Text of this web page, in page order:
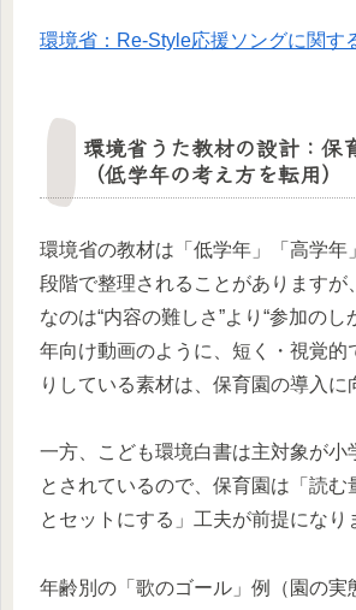
環境省：Re-Style応援ソングに関す
環境省うた教材の設計：保
（低学年の考え方を転用）
環境省の教材は「低学年」「高学年
段階で整理されることがありますが
なのは“内容の難しさ”より“参加のし
年向け動画のように、短く・視覚的
りしている素材は、保育園の導入に
一方、こども環境白書は主対象が小
とされているので、保育園は「読む
とセットにする」工夫が前提になり
年齢別の「歌のゴール」例（園の実